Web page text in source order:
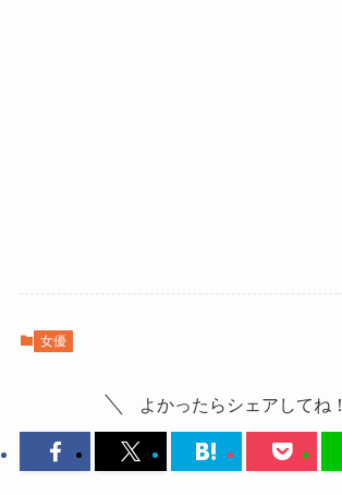
女優
よかったらシェアしてね！